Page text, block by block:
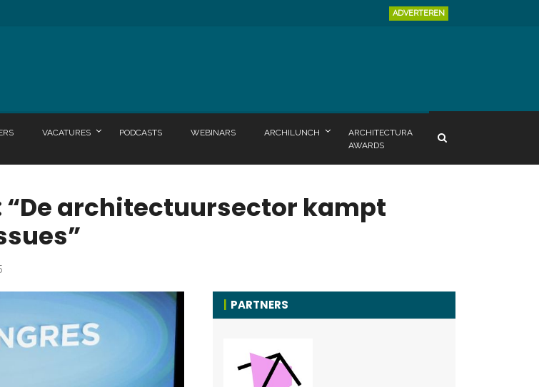
ADVERTEREN
VACATURES PODCASTS WEBINARS ARCHILUNCH
ARCHITECTURA
AWARDS
architectuursector kampt
PARTNERS